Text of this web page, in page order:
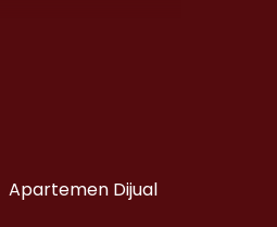
Apartemen Dijual